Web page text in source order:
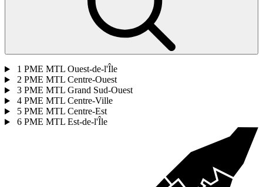
1 PME MTL Ouest-de-l'Île
2 PME MTL Centre-Ouest
3 PME MTL Grand Sud-Ouest
4 PME MTL Centre-Ville
5 PME MTL Centre-Est
6 PME MTL Est-de-l'Île